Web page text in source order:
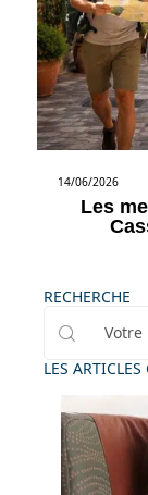
14/06/2026
Les
RECHERCHE
LES ARTICLES